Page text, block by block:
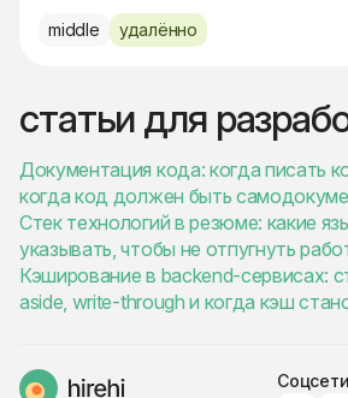
middle удалённо
статьи для
Документация кода: когда писать
когда код должен быть
Стек технологий в резюме: какие
указывать, чтобы не отпугнуть
Кэширование в backend-сервисах:
aside, write-through и когда кэш
Соцсети